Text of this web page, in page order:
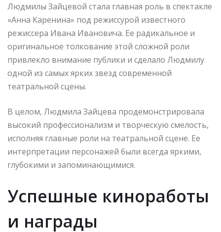
Людмилы Зайцевой стала главная роль в спектакле
«Анна Каренина» под режиссурой известного
режиссера Ивана Ивановича. Ее радикальное и
оригинальное толкование этой сложной роли
привлекло внимание публики и сделало Людмилу
одной из самых ярких звезд современной
театральной сцены.
В целом, Людмила Зайцева продемонстрировала
высокий профессионализм и творческую смелость,
исполняя главные роли на театральной сцене. Ее
интерпретации персонажей были всегда яркими,
глубокими и запоминающимися.
Успешные киноработы
и награды